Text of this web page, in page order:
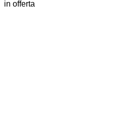
in offerta